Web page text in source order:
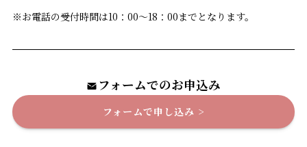
※お電話の受付時間は10：00〜18：00までとなります。
≈ フォームでのお申込み
フォームで申し込み >